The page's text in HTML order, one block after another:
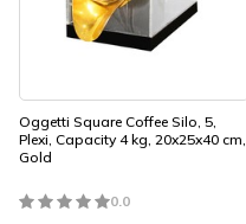
Oggetti Square Coffee Silo, 5,
Plexi, Capacity 4 kg, 20x25x40 cm,
Gold
0.0